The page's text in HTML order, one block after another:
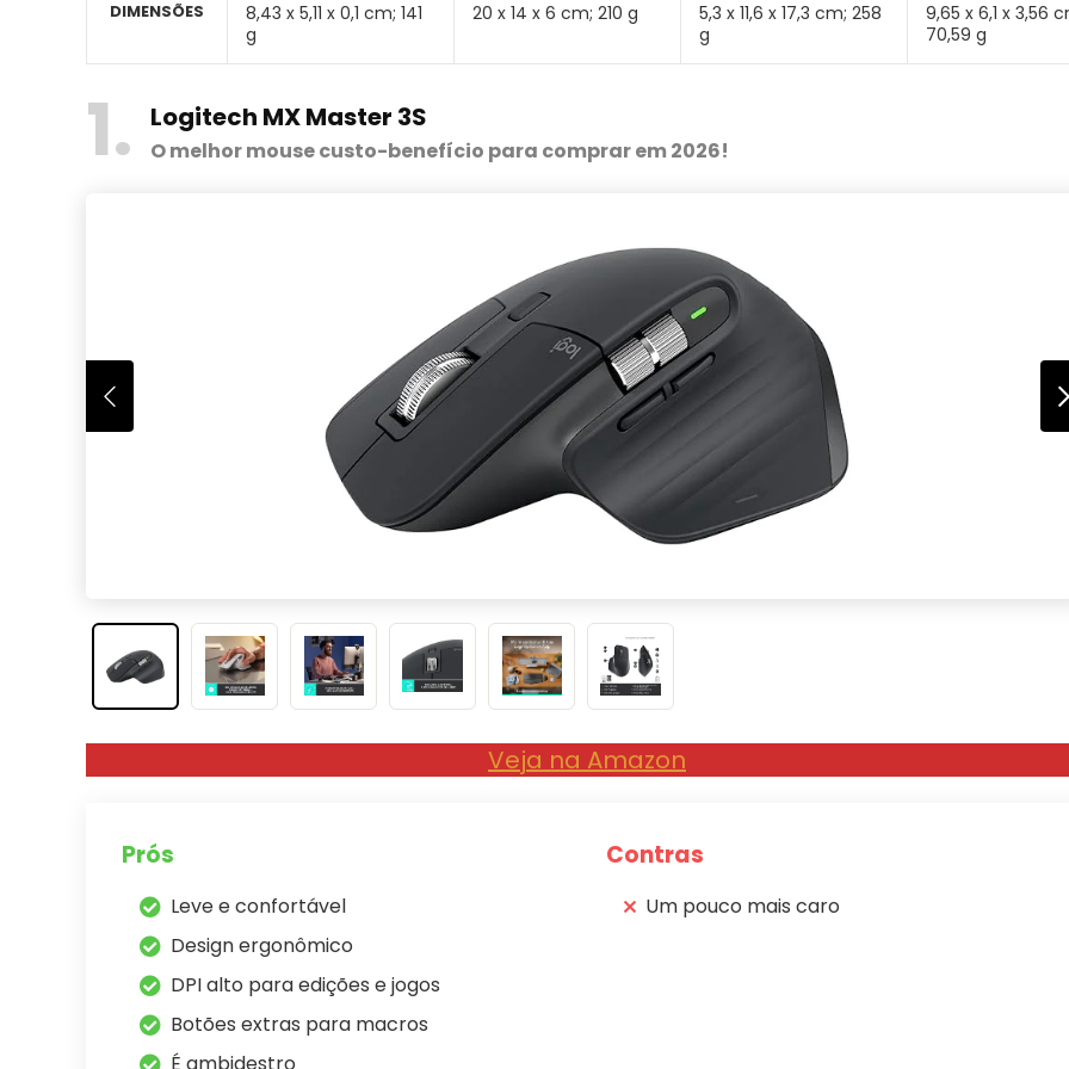
DIMENSÕES
8,43 x 5,11 x 0,1 cm; 141
g
‎20 x 14 x 6 cm; 210 g
5,3 x 11,6 x 17,3 cm; 258
g
‎‎9,65 x 6,1 x 3,56
70,59 g
1 Logitech MX Master 3S
O melhor mouse custo-benefício para comprar em 2026!
Veja na Amazon
Prós
Leve e confortável
Design ergonômico
DPI alto para edições e jogos
Botões extras para macros
Contras
Um pouco mais caro